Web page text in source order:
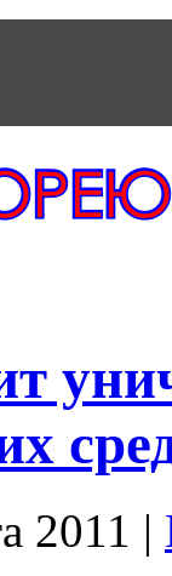
2011 |